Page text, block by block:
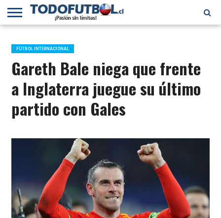
PRIMERA
B
SELECCIÓN
CHILENA
CHILENOS
EN EL
MUNDO
FÚTBOL
INTERNACIONAL
FÚTBOL INTERNACIONAL
Gareth Bale niega que frente
a Inglaterra juegue su último
partido con Gales